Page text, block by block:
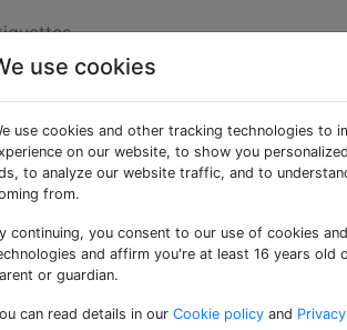
«osx-
les versions d'OS X 10.9,
sur le matériel Mac doivent être
comme hors sujet.
contrôler cet ordinateur
un élément du programme de mise à
de contrôler mon ordinateur.
use cookies
use cookies and other tracking technologies to
on our website, to show you
to analyze our website traffic, and to
from.
continuing, you consent to our use of cookies
and affirm you're at least 16 years old
or guardian.
can read details in our Cookie policy and